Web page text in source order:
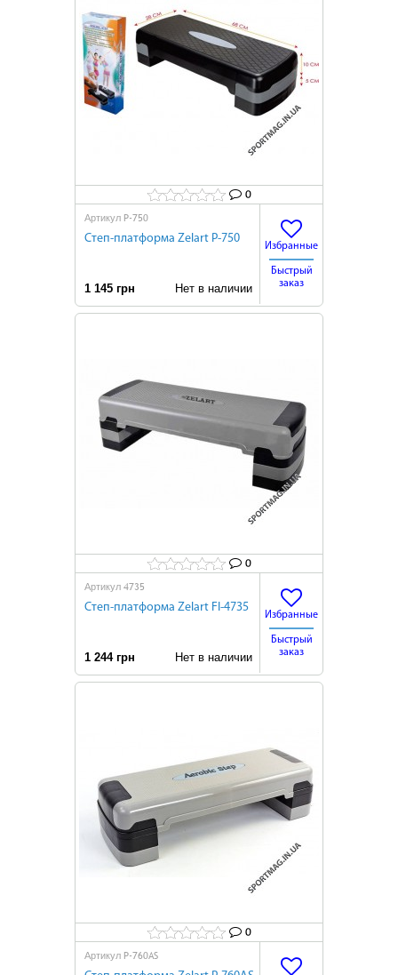
0
Артикул P-750
Степ-платформа Zelart P-750
1 145 грн Нет в наличии
Избранные
Быстрый
заказ
0
Артикул 4735
Степ-платформа Zelart FI-4735
1 244 грн Нет в наличии
Избранные
Быстрый
заказ
0
Артикул Р-760AS